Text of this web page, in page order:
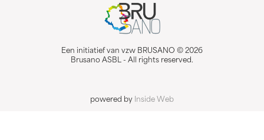
Een initiatief van vzw BRUSANO © 2026
Brusano ASBL - All rights reserved.
powered by Inside Web